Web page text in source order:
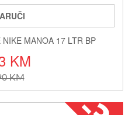
MANOA 17 LTR BP
KM
KM